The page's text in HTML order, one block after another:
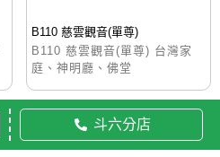
B110 慈雲觀音(單尊)
B110 慈雲觀音(單尊) 台灣家
庭、神明廳、佛堂
斗六分店